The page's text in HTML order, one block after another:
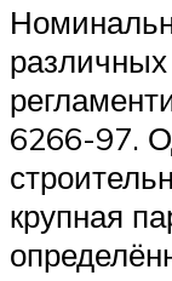
6266-97.
крупная